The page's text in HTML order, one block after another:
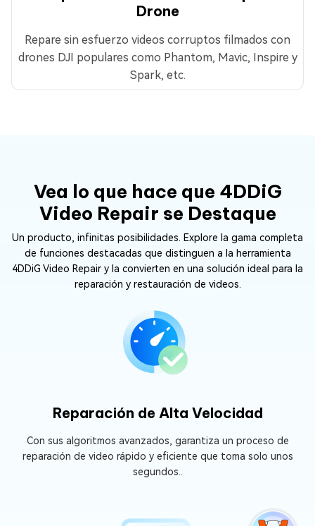
Drone
Repare sin esfuerzo videos corruptos filmados con
drones DJI populares como Phantom, Mavic, Inspire y
Spark, etc.
Vea lo que hace que 4DDiG
Video Repair se Destaque
Un producto, infinitas posibilidades. Explore la gama completa
de funciones destacadas que distinguen a la herramienta
4DDiG Video Repair y la convierten en una solución ideal para la
reparación y restauración de videos.
Reparación de Alta Velocidad
Con sus algoritmos avanzados, garantiza un proceso de
reparación de video rápido y eficiente que toma solo unos
segundos..